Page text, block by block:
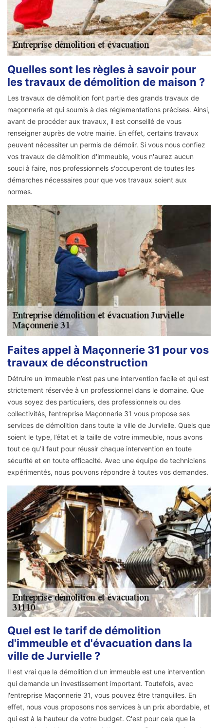
Quelles sont les règles à savoir pour
les travaux de démolition de maison ?
Les travaux de démolition font partie des grands travaux de
maçonnerie et qui soumis à des réglementations précises. Ainsi,
avant de procéder aux travaux, il est conseillé de vous
renseigner auprès de votre mairie. En effet, certains travaux
peuvent nécessiter un permis de démolir. Si vous nous confiez
vos travaux de démolition d'immeuble, vous n'aurez aucun
souci à faire, nos professionnels s'occuperont de toutes les
démarches nécessaires pour que vos travaux soient aux
normes.
Faites appel à Maçonnerie 31 pour vos
travaux de déconstruction
Détruire un immeuble n’est pas une intervention facile et qui est
strictement réservée à un professionnel dans le domaine. Que
vous soyez des particuliers, des professionnels ou des
collectivités, l’entreprise Maçonnerie 31 vous propose ses
services de démolition dans toute la ville de Jurvielle. Quels que
soient le type, l’état et la taille de votre immeuble, nous avons
tout ce qu’il faut pour réussir chaque intervention en toute
sécurité et en toute efficacité. Avec une équipe de techniciens
expérimentés, nous pouvons répondre à toutes vos demandes.
Quel est le tarif de démolition
d'immeuble et d'évacuation dans la
ville de Jurvielle ?
Il est vrai que la démolition d'un immeuble est une intervention
qui demande un investissement important. Toutefois, avec
l'entreprise Maçonnerie 31, vous pouvez être tranquilles. En
effet, nous vous proposons nos services à un prix abordable, et
qui est à la hauteur de votre budget. C'est pour cela que la